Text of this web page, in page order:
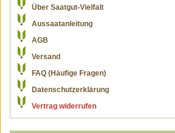
Über Saatgut-Vielfalt
Aussaatanleitung
AGB
Versand
FAQ (Häufige Fragen)
Datenschutzerklärung
Vertrag widerrufen